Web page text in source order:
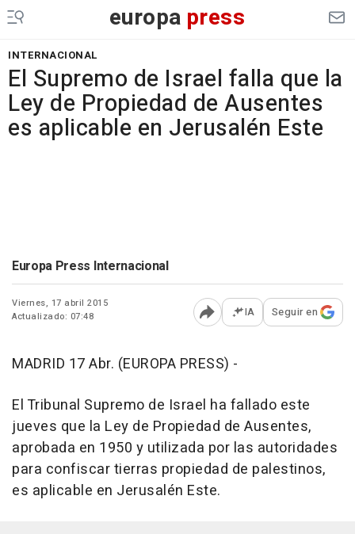
europa press
INTERNACIONAL
El Supremo de Israel falla que la
Ley de Propiedad de Ausentes
es aplicable en Jerusalén Este
Europa Press Internacional
Viernes, 17 abril 2015
Actualizado: 07:48
Abrir opciones para
IA Seguir en
MADRID 17 Abr. (EUROPA PRESS) -
El Tribunal Supremo de Israel ha fallado este
jueves que la Ley de Propiedad de Ausentes,
aprobada en 1950 y utilizada por las autoridades
para confiscar tierras propiedad de palestinos,
es aplicable en Jerusalén Este.